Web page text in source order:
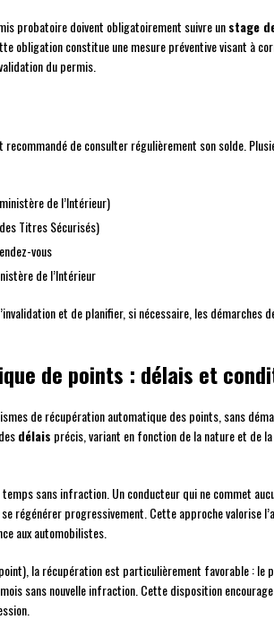
probatoire doivent obligatoirement suivre unstage
obligation constitue une mesure préventive visant à
du permis.
de consulter régulièrement son solde.
de l’Intérieur)
Titres Sécurisés)
vous
de l’Intérieur
et de planifier, si nécessaire, les démarches
de points : délais et
de récupération automatique des points, sans
délais précis, variant en fonction de la nature et de
sans infraction. Un conducteur qui ne commet
régénérer progressivement. Cette approche valorise
aux automobilistes.
la récupération est particulièrement favorable : le
sans nouvelle infraction. Cette disposition